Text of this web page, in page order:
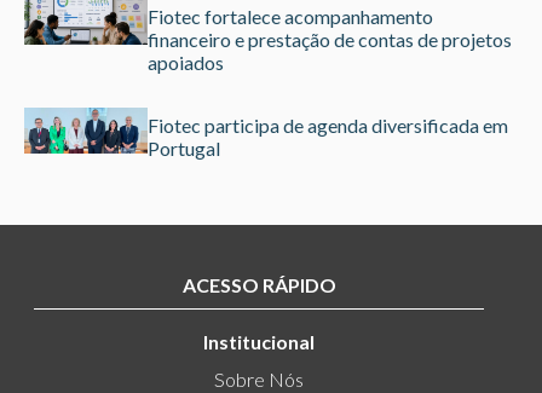
Fiotec fortalece acompanhamento
financeiro e prestação de contas de projetos
apoiados
Fiotec participa de agenda diversificada em
Portugal
ACESSO RÁPIDO
Institucional
Sobre Nós